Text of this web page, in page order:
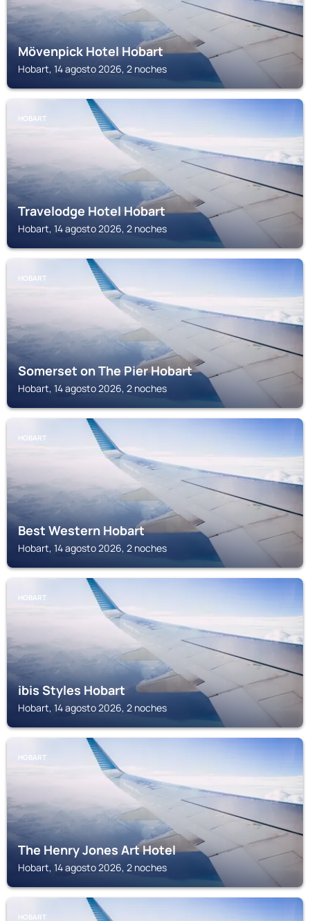
Mövenpick Hotel Hobart
Hobart, 14 agosto 2026, 2 noches
HOBART
Travelodge Hotel Hobart
Hobart, 14 agosto 2026, 2 noches
HOBART
Somerset on The Pier Hobart
Hobart, 14 agosto 2026, 2 noches
HOBART
Best Western Hobart
Hobart, 14 agosto 2026, 2 noches
HOBART
ibis Styles Hobart
Hobart, 14 agosto 2026, 2 noches
HOBART
The Henry Jones Art Hotel
Hobart, 14 agosto 2026, 2 noches
HOBART